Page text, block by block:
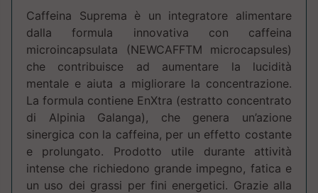
Caffeina Suprema è un integratore alimentare
dalla formula innovativa con caffeina
microincapsulata (NEWCAFFTM microcapsules)
che contribui­sce ad aumentare la lucidità
mentale e aiuta a migliorare la concentrazione.
La formula contie­ne EnXtra (estratto concentrato
di Alpinia Galanga), che genera un’azione
sinergica con la caffeina, per un effetto costante
e prolungato. Prodotto utile durante attività
intense che richiedono grande impegno, fatica e
un uso dei grassi per fini energetici. Grazie alla